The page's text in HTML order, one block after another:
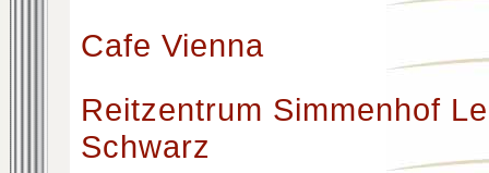
Cafe Vienna
Reitzentrum Simmenhof
Schwarz